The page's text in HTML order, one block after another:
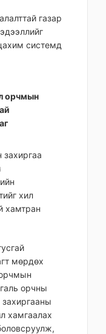
газар
системд
орчмын
захиргаа
хил
хамтран
мөрдөх
орчны
хамгаалах